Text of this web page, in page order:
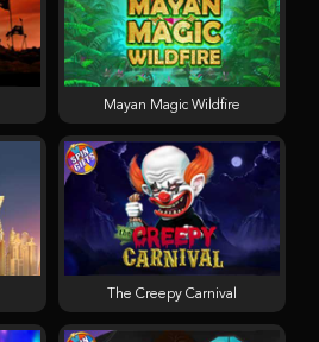
Mayan Magic Wildfire
The Creepy Carnival